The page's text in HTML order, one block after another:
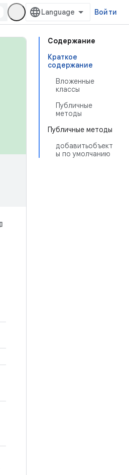
Войти
Содержание
Краткое
содержание
Вложенные
классы
Публичные
методы
Публичные методы
добавитьобъект
ы по умолчанию